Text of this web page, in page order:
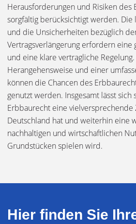
Herausforderungen und Risiken des
sorgfältig berücksichtigt werden. Die
und die Unsicherheiten bezüglich
Vertragsverlängerung erfordern eine
und eine klare vertragliche
Herangehensweise und einer
können die Chancen des
genutzt werden. Insgesamt lässt sich
Erbbaurecht eine vielversprechende
Deutschland hat und weiterhin eine
nachhaltigen und wirtschaftlichen
Grundstücken spielen wird.
Hier finden Sie